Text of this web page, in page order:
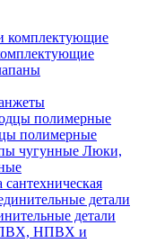
полимерные
Люки,
сантехническая
детали